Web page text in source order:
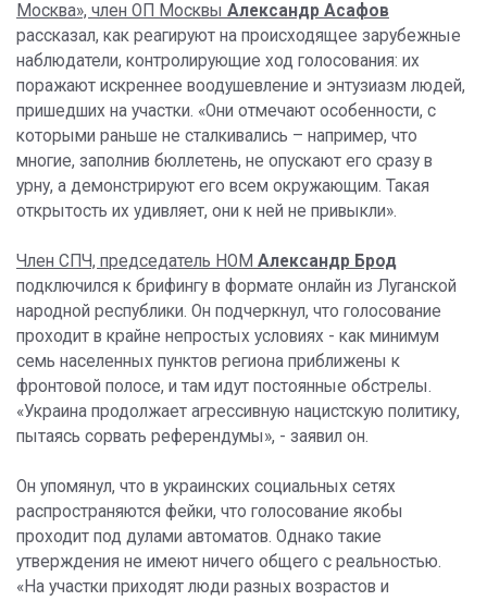
Москва», член ОП Москвы Александр Асафов
рассказал, как реагируют на происходящее зарубежные
наблюдатели, контролирующие ход голосования: их
поражают искреннее воодушевление и энтузиазм людей,
пришедших на участки. «Они отмечают особенности, с
которыми раньше не сталкивались – например, что
многие, заполнив бюллетень, не опускают его сразу в
урну, а демонстрируют его всем окружающим. Такая
открытость их удивляет, они к ней не привыкли».
Член СПЧ, председатель НОМ Александр Брод
подключился к брифингу в формате онлайн из Луганской
народной республики. Он подчеркнул, что голосование
проходит в крайне непростых условиях - как минимум
семь населенных пунктов региона приближены к
фронтовой полосе, и там идут постоянные обстрелы.
«Украина продолжает агрессивную нацистскую политику,
пытаясь сорвать референдумы», - заявил он.
Он упомянул, что в украинских социальных сетях
распространяются фейки, что голосование якобы
проходит под дулами автоматов. Однако такие
утверждения не имеют ничего общего с реальностью.
«На участки приходят люди разных возрастов и